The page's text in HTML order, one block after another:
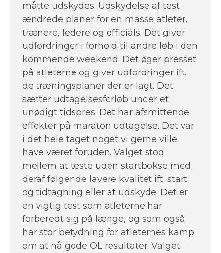
måtte udskydes. Udskydelse af test
ændrede planer for en masse atleter,
trænere, ledere og officials. Det giver
udfordringer i forhold til andre løb i den
kommende weekend. Det øger presset
på atleterne og giver udfordringer ift.
de træningsplaner der er lagt. Det
sætter udtagelsesforløb under et
unødigt tidspres. Det har afsmittende
effekter på maraton udtagelse. Det var
i det hele taget noget vi gerne ville
have været foruden. Valget stod
mellem at teste uden startbokse med
deraf følgende lavere kvalitet ift. start
og tidtagning eller at udskyde. Det er
en vigtig test som atleterne har
forberedt sig på længe, og som også
har stor betydning for atleternes kamp
om at nå gode OL resultater. Valget